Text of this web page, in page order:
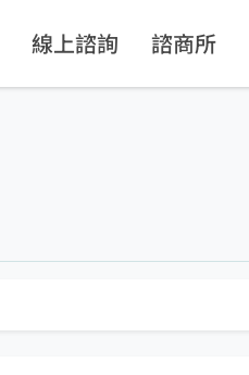
線上諮詢 諮商所